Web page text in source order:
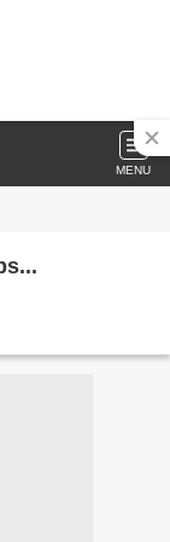
MENU